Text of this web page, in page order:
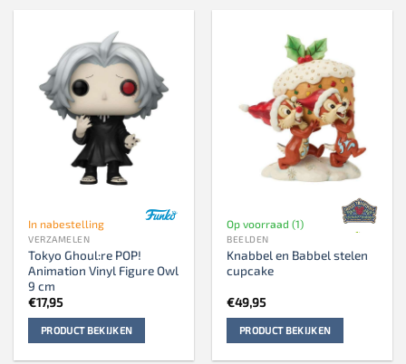
In nabestelling
VERZAMELEN
Tokyo Ghoul:re POP!
Animation Vinyl Figure Owl
9 cm
€17,95
PRODUCT BEKIJKEN
Op voorraad (1)
BEELDEN
Knabbel en Babbel stelen
cupcake
€49,95
PRODUCT BEKIJKEN